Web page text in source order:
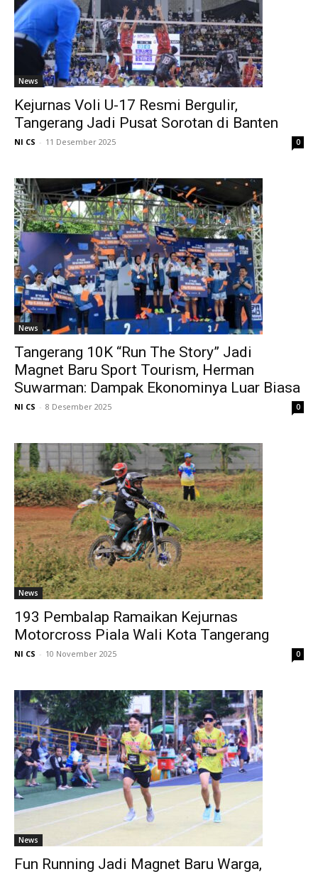
News
Kejurnas Voli U-17 Resmi Bergulir,
Tangerang Jadi Pusat Sorotan di Banten
NI CS - 11 Desember 2025 0
News
Tangerang 10K “Run The Story” Jadi
Magnet Baru Sport Tourism, Herman
Suwarman: Dampak Ekonominya Luar Biasa
NI CS - 8 Desember 2025 0
News
193 Pembalap Ramaikan Kejurnas
Motorcross Piala Wali Kota Tangerang
NI CS - 10 November 2025 0
News
Fun Running Jadi Magnet Baru Warga,